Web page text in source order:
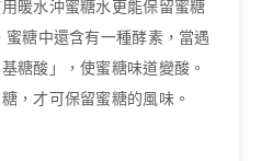
暖水沖蜜糖水更能保留蜜糖
糖中還含有一種酵素，當遇
糖酸」，使蜜糖味道變酸。
，才可保留蜜糖的風味。